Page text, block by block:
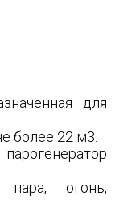
для
более 22 м3.
пара, огонь,